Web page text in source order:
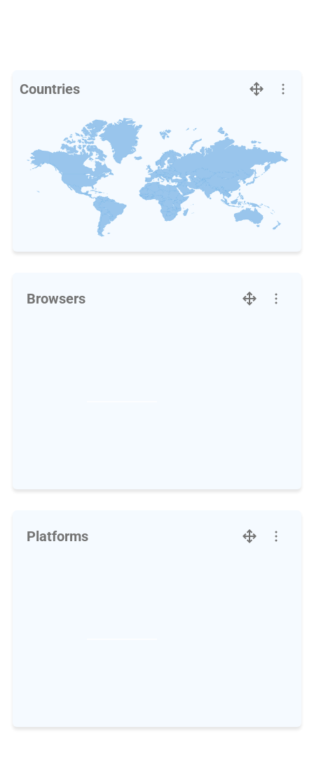
Countries
Browsers
Platforms